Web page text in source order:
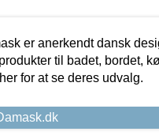
er anerkendt dansk
til badet, bordet,
for at se deres udvalg.